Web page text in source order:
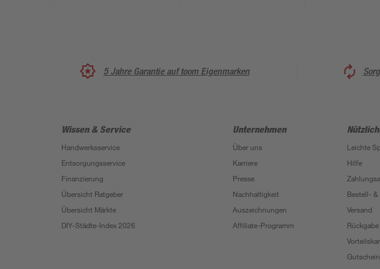
5 Jahre Garantie auf toom Eigenmarken
Wissen & Service
Handwerksservice
Entsorgungsservice
Finanzierung
Übersicht Ratgeber
Übersicht Märkte
DIY-Städte-Index 2026
Unternehmen
Über uns
Karriere
Presse
Nachhaltigkeit
Auszeichnungen
Affiliate-Programm
Leichte
Hilfe
Bestell-
Versand
Rückgabe